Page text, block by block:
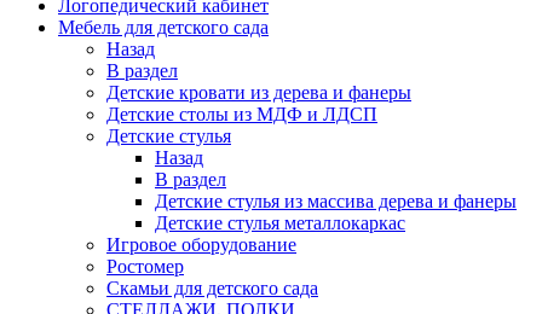
Логопедический кабинет
Мебель для детского сада
Назад
В раздел
Детские кровати из дерева и фанеры
Детские столы из МДФ и ЛДСП
Детские стулья
Назад
В раздел
Детские стулья из массива дерева и фанеры
Детские стулья металлокаркас
Игровое оборудование
Ростомер
Скамьи для детского сада
СТЕЛЛАЖИ, ПОЛКИ